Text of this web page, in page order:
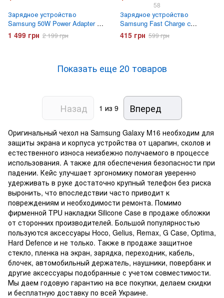
Зарядное устройство
Samsung 50W Power Adapter +
кабель Type-C to Type-C (EP-
T5020XWEGEU) Белое
1 499 грн 2 199 грн
58
Зарядное устройство
Samsung Fast Charge с
кабелем Type-C Белое
415 грн 599 грн
Показать еще 20 товаров
Назад 1 из 9 Вперед
Оригинальный чехол на Samsung Galaxy M16 необходим для
защиты экрана и корпуса устройства от царапин, сколов и
естественного износа неизбежно получаемого в процессе
использования. А также для обеспечения безопасности при
падении. Кейс улучшает эргономику помогая уверенно
удерживать в руке достаточно крупный телефон без риска
выронить, что впоследствии часто приводит к
повреждениям и необходимости ремонта. Помимо
фирменной TPU накладки Silicone Case в продаже обложки
от сторонних производителей. Большой популярностью
пользуются аксессуары Hoco, Gelius, Remax, G Case, Optima,
Hard Defence и не только. Также в продаже защитное
стекло, пленка на экран, зарядка, переходник, кабель,
блочек, автомобильный держатель, наушники, повербанк и
другие аксессуары подобранные с учетом совместимости.
Мы даем годовую гарантию на все покупки, делаем скидки
и бесплатную доставку по всей Украине.